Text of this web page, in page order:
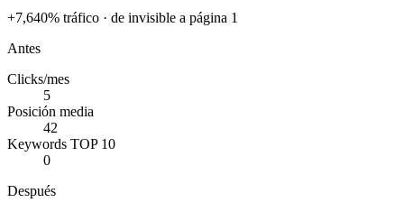
+7,640% tráfico · de invisible a página 1
Antes
Clicks/mes
5
Posición media
42
Keywords TOP 10
0
Después